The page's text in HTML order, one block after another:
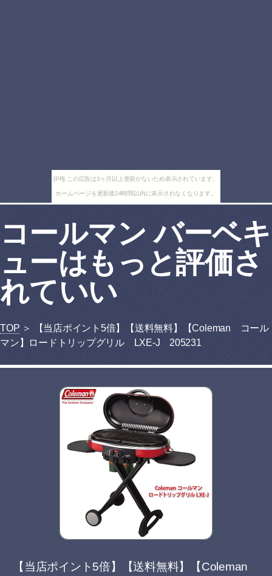
[PR] この広告は3ヶ月以上更新がないため表示されています。
ホームページを更新後24時間以内に表示されなくなります。
コールマン バーベキ
ューはもっと評価さ
れていい
TOP ＞ 【当店ポイント5倍】【送料無料】【Coleman コール
マン】ロードトリップグリル LXE-J 205231
【当店ポイント5倍】【送料無料】【Coleman